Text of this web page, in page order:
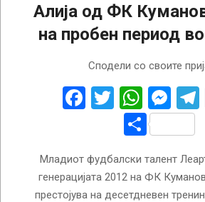
Алија од ФК
на пробен период
Сподели со своите
Facebook
Twitter
Share
Младиот фудбалски талент
генерацијата 2012 на ФК
престојува на десетдневен